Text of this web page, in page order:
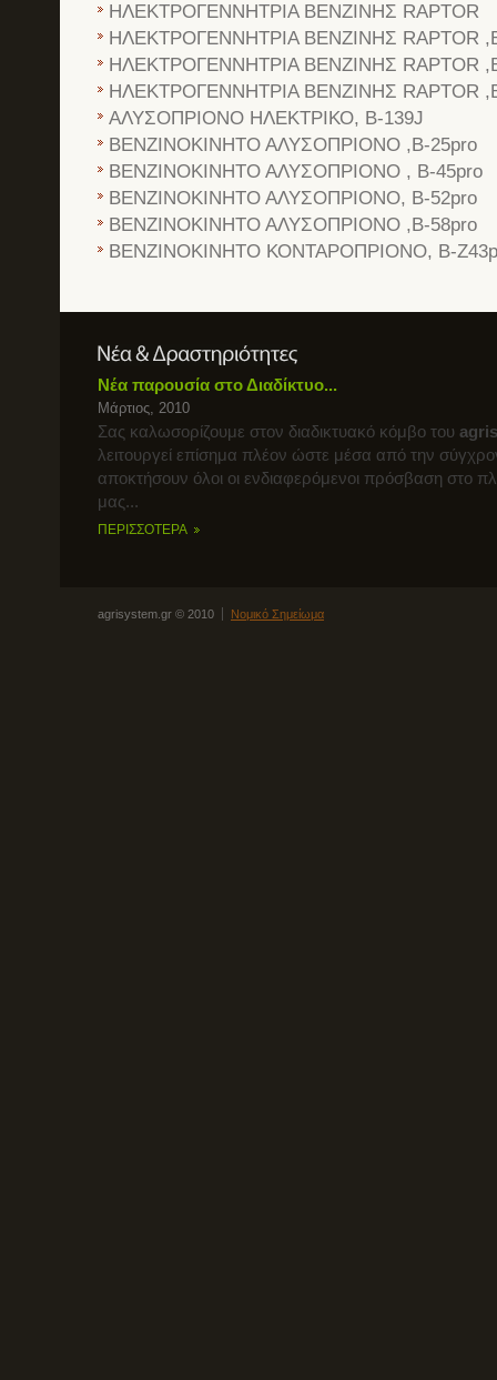
ΗΛΕΚΤΡΟΓΕΝΝΗΤΡΙΑ ΒΕΝΖΙΝΗΣ RAPTOR
ΗΛΕΚΤΡΟΓΕΝΝΗΤΡΙΑ ΒΕΝΖΙΝΗΣ RAPTOR
ΗΛΕΚΤΡΟΓΕΝΝΗΤΡΙΑ ΒΕΝΖΙΝΗΣ RAPTOR
ΗΛΕΚΤΡΟΓΕΝΝΗΤΡΙΑ ΒΕΝΖΙΝΗΣ RAPTOR
ΑΛΥΣΟΠΡΙΟΝΟ ΗΛΕΚΤΡΙΚΟ, B-139J
ΒΕΝΖΙΝΟΚΙΝΗΤΟ ΑΛΥΣΟΠΡΙΟΝΟ ,B-25pro
ΒΕΝΖΙΝΟΚΙΝΗΤΟ ΑΛΥΣΟΠΡΙΟΝΟ , B-45pro
ΒΕΝΖΙΝΟΚΙΝΗΤΟ ΑΛΥΣΟΠΡΙΟΝΟ, B-52pro
ΒΕΝΖΙΝΟΚΙΝΗΤΟ ΑΛΥΣΟΠΡΙΟΝΟ ,B-58pro
ΒΕΝΖΙΝΟΚΙΝΗΤΟ ΚΟΝΤΑΡΟΠΡΙΟΝΟ, B-
Νέα παρουσία στο Διαδίκτυο...
Μάρτιος, 2010
Σας καλωσορίζουμε στον διαδικτυακό κόμβο του
λειτουργεί επίσημα πλέον ώστε μέσα από την
αποκτήσουν όλοι οι ενδιαφερόμενοι πρόσβαση στο
μας...
ΠΕΡΙΣΣΟΤΕΡΑ
agrisystem.gr © 2010 Νομικό Σημείωμα